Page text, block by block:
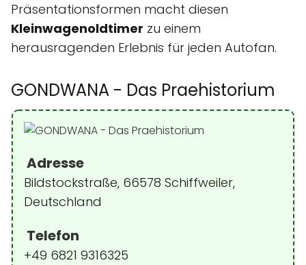
Präsentationsformen macht diesen
Kleinwagenoldtimer zu einem
herausragenden Erlebnis für jeden Autofan.
GONDWANA - Das Praehistorium
Adresse
Bildstockstraße, 66578 Schiffweiler,
Deutschland
Telefon
+49 6821 9316325